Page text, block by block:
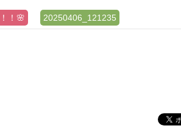
！🌸 20250406_121235